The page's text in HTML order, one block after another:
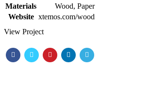
Materials
Wood, Paper
Website xtemos.com/wood
View Project